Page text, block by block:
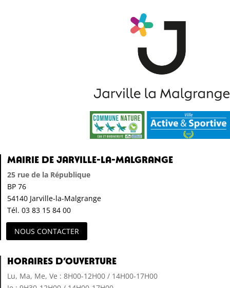
Mairie de Jarville-la-Malgrange
25 rue de la République
BP 76
54140 Jarville-la-Malgrange
Tél. 03 83 15 84 00
NOUS CONTACTER
Horaires d’ouverture
Lu, Ma, Me, Ve : 8H00-12H00 / 14H00-17H00